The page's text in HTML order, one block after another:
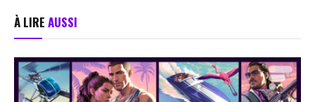
À LIRE AUSSI